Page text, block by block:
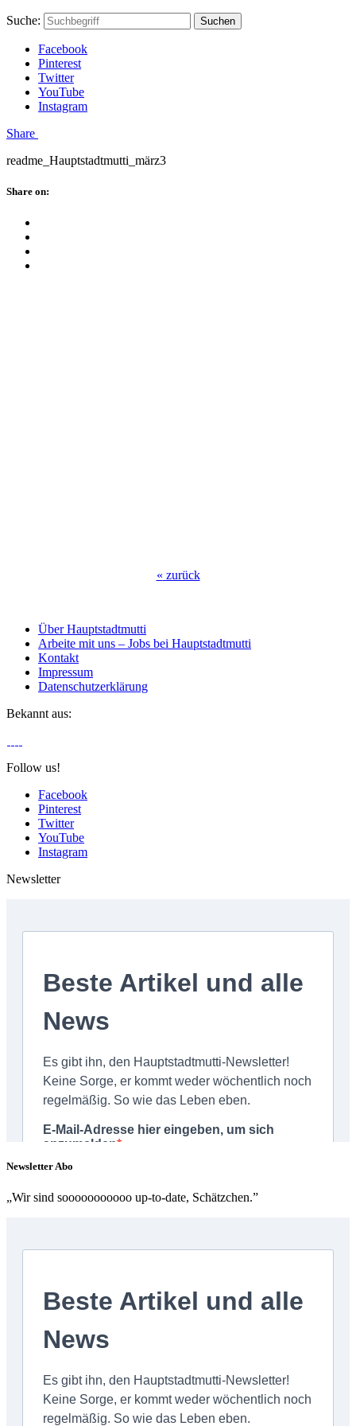
Skip
content
Hauptstadtmutti
Schließen
Search
Schließen
Suche: Suchen
Facebook
Pinterest
Twitter
YouTube
Instagram
Menü
Share
readme_Hauptstadtmutti_märz3
Schließen
Share on:
« zurück
Über Hauptstadtmutti
Arbeite mit uns – Jobs bei Hauptstadtmutti
Kontakt
Impressum
Datenschutzerklärung
Bekannt aus:
Follow us!
Facebook
Pinterest
Twitter
YouTube
Instagram
Newsletter
Newsletter Abo
„Wir sind sooooooooooo up-to-date, Schätzchen.”